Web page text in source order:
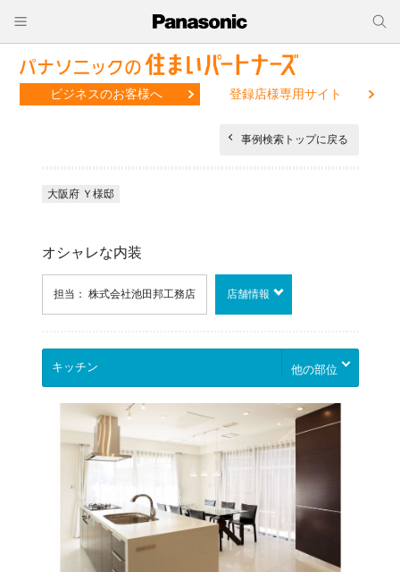
ビジネスのお客様へ 登録店様専用サイト
事例検索トップに戻る
大阪府 Ｙ様邸
オシャレな内装
担当： 株式会社池田邦工務店 店舗情報
他の部位